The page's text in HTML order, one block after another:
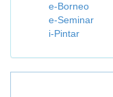
e-Borneo
e-Seminar
i-Pintar